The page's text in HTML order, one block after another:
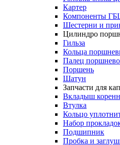
Картер
Компоненты
Шестерни и
Цилиндро
Гильза
Кольца
Палец
Поршень
Шатун
Запчасти для
Вкладыш
Втулка
Кольцо
Набор
Подшипник
Пробка и